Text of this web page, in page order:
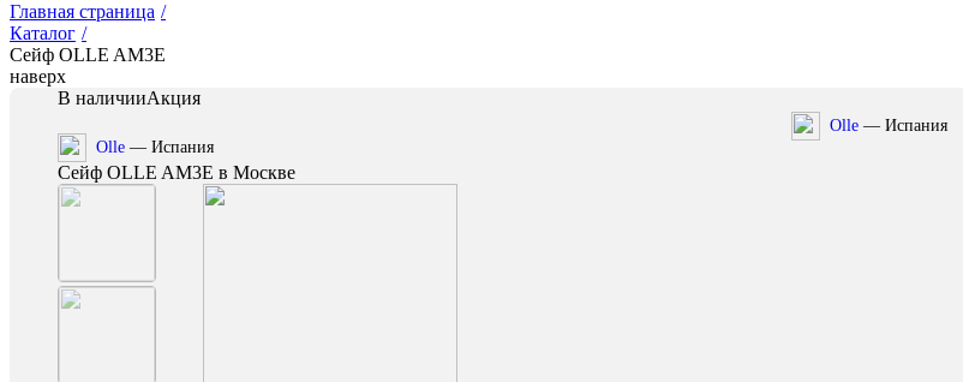
Главная страница /
Каталог /
Сейф OLLE AM3E
наверх
В наличииАкция
Olle — Испания
Сейф OLLE AM3E в Москве
Olle — Испания